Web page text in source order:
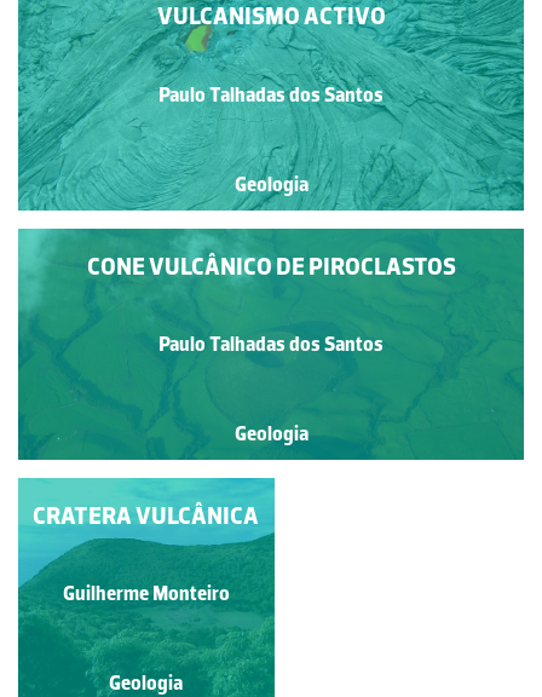
VULCANISMO ACTIVO
Paulo Talhadas dos Santos
Geologia
CONE VULCÂNICO DE PIROCLASTOS
Paulo Talhadas dos Santos
Geologia
VULCÃO PICO DO
FOGO
Paulo Talhadas dos Santos
Geologia
CRATERA VULCÂNICA
Guilherme Monteiro
Geologia